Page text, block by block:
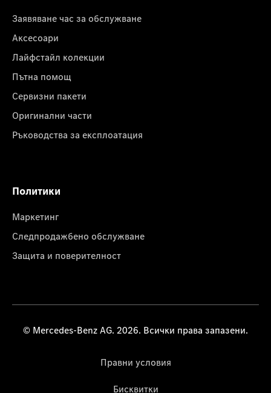
Заявяване час за обслужване
Аксесоари
Лайфстайл колекции
Пътна помощ
Сервизни пакети
Оригинални части
Ръководства за експлоатация
Политики
Маркетинг
Следпродажбено обслужване
Защита и поверителност
© Mercedes-Benz AG. 2026. Всички права запазени.
Правни условия
Бисквитки